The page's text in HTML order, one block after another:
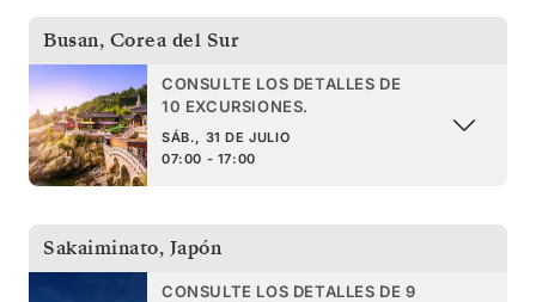
Busan, Corea del Sur
CONSULTE LOS DETALLES DE
10 EXCURSIONES.
SÁB., 31 DE JULIO
07:00 - 17:00
Sakaiminato, Japón
CONSULTE LOS DETALLES DE 9